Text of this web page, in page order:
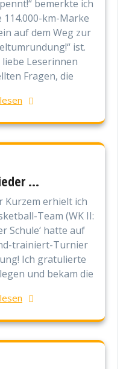
bemerkte ich
114.000-km-Marke
auf dem Weg zur
ist.
Leserinnen
Fragen, die
…
Kurzem erhielt ich
Team (WK II:
Schule‘ hatte auf
trainiert-Turnier
Ich gratulierte
und bekam die